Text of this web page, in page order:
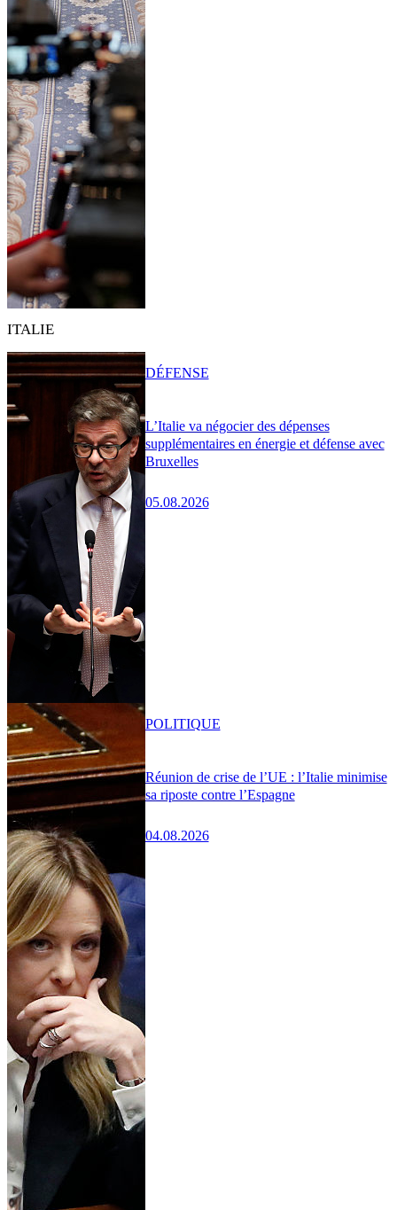
ITALIE
L’Italie va négocier des dépenses
supplémentaires en énergie et défense avec
Bruxelles
05.08.2026
DÉFENSE
Réunion de crise de l’UE : l’Italie minimise
sa riposte contre l’Espagne
04.08.2026
POLITIQUE